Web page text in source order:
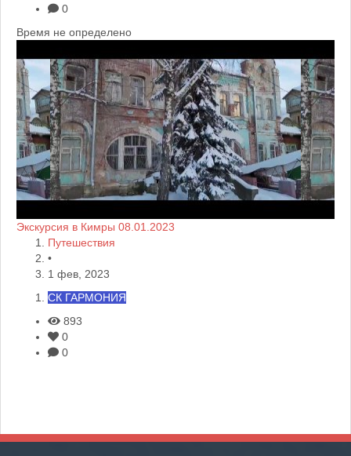
0
Время не определено
Экскурсия в Кимры 08.01.2023
Путешествия
•
1 фев, 2023
СК ГАРМОНИЯ
893
0
0